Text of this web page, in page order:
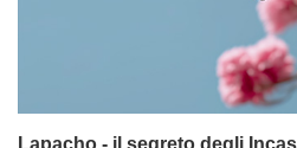
Lapacho - il segreto degli